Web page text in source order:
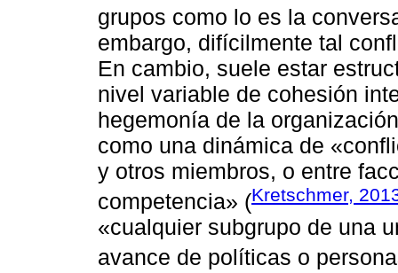
grupos como lo es la
embargo, difícilmente tal
En cambio, suele estar
nivel variable de cohesión
hegemonía de la
como una dinámica de
y otros miembros, o entre
competencia» (Kretschmer,
«cualquier subgrupo de una
avance de políticas o